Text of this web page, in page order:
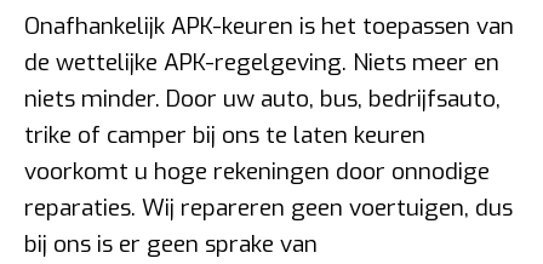
Onafhankelijk APK-keuren is het toepassen van
de wettelijke APK-regelgeving. Niets meer en
niets minder. Door uw auto, bus, bedrijfsauto,
trike of camper bij ons te laten keuren
voorkomt u hoge rekeningen door onnodige
reparaties. Wij repareren geen voertuigen, dus
bij ons is er geen sprake van